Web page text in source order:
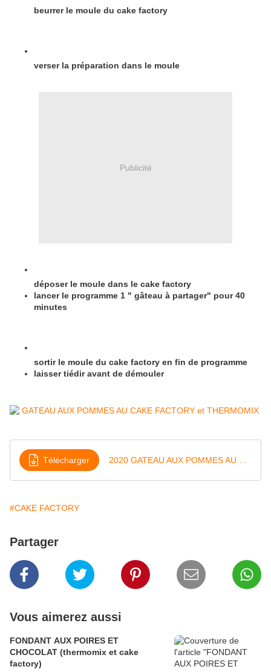
beurrer le moule du cake factory
verser la préparation dans le moule
Publicité
déposer le moule dans le cake factory
lancer le programme 1 " gâteau à partager" pour 40
minutes
sortir le moule du cake factory en fin de programme
laisser tiédir avant de démouler
Télécharger
#CAKE FACTORY
Partager
Vous aimerez aussi
FONDANT AUX POIRES ET
CHOCOLAT (thermomix et cake
factory)